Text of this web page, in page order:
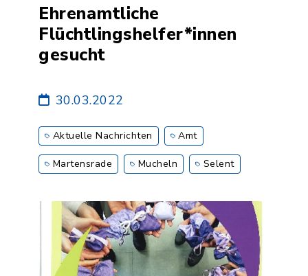
Ehrenamtliche
Flüchtlingshelfer*innen
gesucht
30.03.2022
Aktuelle Nachrichten Amt
Martensrade Mucheln Selent